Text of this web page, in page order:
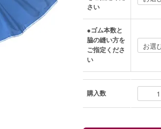
さい
●ゴム本数と
脇の縫い方を
ご指定くださ
い
購入数